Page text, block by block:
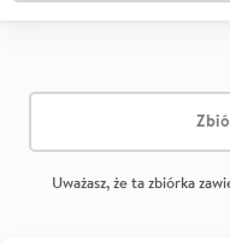
Uważasz, że ta zbiórka